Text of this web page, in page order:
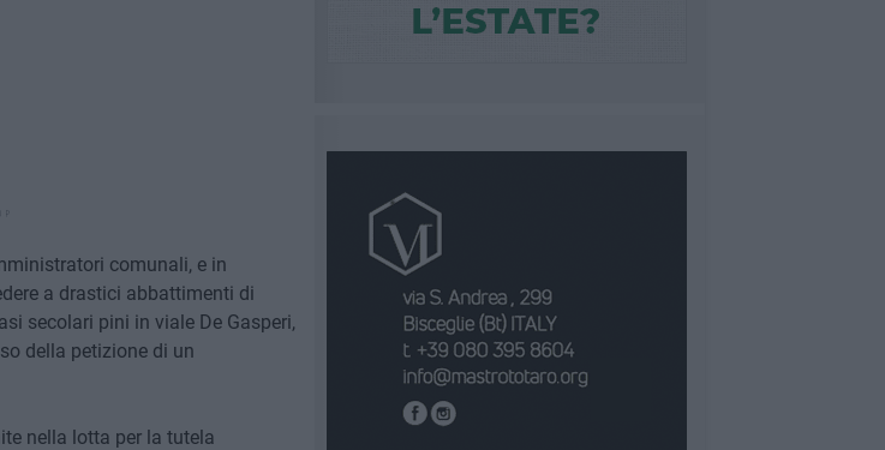
comunali, e in
a drastici abbattimenti di
secolari pini in viale De Gasperi,
della petizione di un
nella lotta per la tutela